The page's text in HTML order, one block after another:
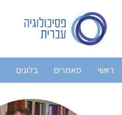
ראשי מאמרים בלוגים